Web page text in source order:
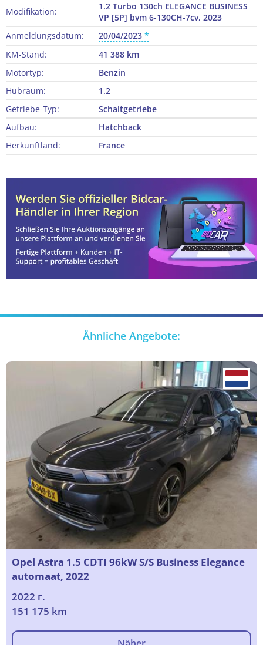
Modifikation:
1.2 Turbo 130ch ELEGANCE BUSINESS
VP [5P] bvm 6-130CH-7cv, 2023
Anmeldungsdatum:
20/04/2023
KM-Stand:
41 388 km
Motortyp:
Benzin
Hubraum:
1.2
Getriebe-Typ:
Schaltgetriebe
Aufbau:
Hatchback
Herkunftland:
France
Ähnliche Angebote:
Opel Astra 1.5 CDTI 96kW S/S Business Elegance
automaat, 2022
2022 г.
151 175 km